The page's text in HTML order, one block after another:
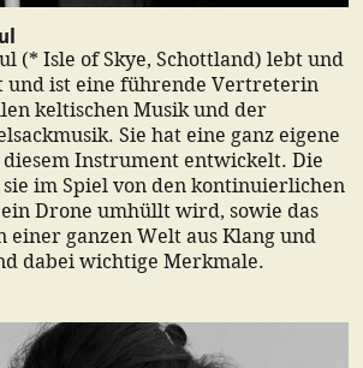
(* Isle of Skye, Schottland) lebt und
und ist eine führende Vertreterin
keltischen Musik und der
Sie hat eine ganz eigene
diesem Instrument entwickelt. Die
im Spiel von den kontinuierlichen
Drone umhüllt wird, sowie das
einer ganzen Welt aus Klang und
dabei wichtige Merkmale.